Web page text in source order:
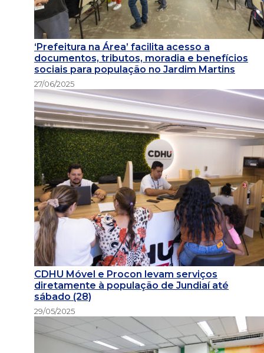
‘Prefeitura na Área’ facilita acesso a
documentos, tributos, moradia e benefícios
sociais para população no Jardim Martins
27/06/2025
CDHU Móvel e Procon levam serviços
diretamente à população de Jundiaí até
sábado (28)
29/05/2025